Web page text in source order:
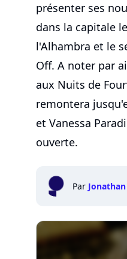
présenter ses
dans la capitale
l'Alhambra et le
Off. A noter par
aux Nuits de
remontera
et Vanessa
ouverte.
Par